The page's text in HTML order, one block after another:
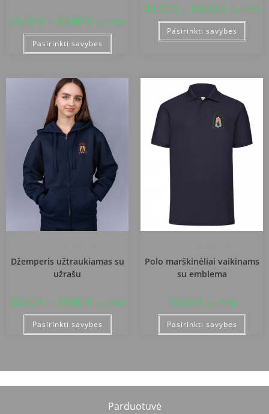
49,00 € – 63,00 € su PVM
Pasirinkti savybes
49,00 € – 63,00 € su PVM
Pasirinkti savybes
Džemperis užtraukiamas su
užrašu
38,00 € – 39,00 € su PVM
Pasirinkti savybes
Polo marškinėliai vaikinams
su emblema
18,00 € su PVM
Pasirinkti savybes
Parduotuvė